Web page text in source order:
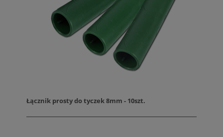
Łącznik prosty do tyczek 8mm - 10szt.